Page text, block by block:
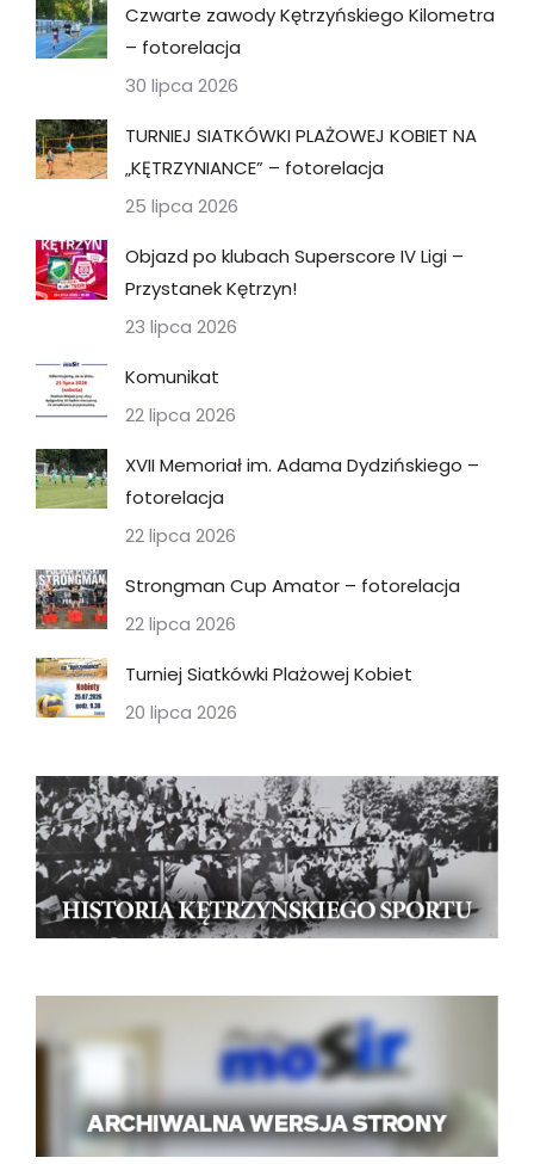
Czwarte zawody Kętrzyńskiego Kilometra
– fotorelacja
30 lipca 2026
TURNIEJ SIATKÓWKI PLAŻOWEJ KOBIET NA
„KĘTRZYNIANCE” – fotorelacja
25 lipca 2026
Objazd po klubach Superscore IV Ligi –
Przystanek Kętrzyn!
23 lipca 2026
Komunikat
22 lipca 2026
XVII Memoriał im. Adama Dydzińskiego –
fotorelacja
22 lipca 2026
Strongman Cup Amator – fotorelacja
22 lipca 2026
Turniej Siatkówki Plażowej Kobiet
20 lipca 2026